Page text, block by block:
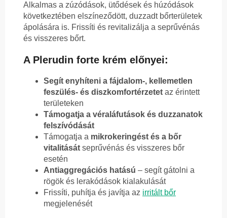
Alkalmas a zúzódások, ütődések és húzódások
következtében elszíneződött, duzzadt bőrterületek
ápolására is. Frissíti és revitalizálja a seprűvénás
és visszeres bőrt.
A Plerudin forte krém előnyei:
Segít enyhíteni a fájdalom-, kellemetlen
feszülés- és diszkomfortérzetet az érintett
területeken
Támogatja a véraláfutások és duzzanatok
felszívódását
Támogatja a mikrokeringést és a bőr
vitalitását seprűvénás és visszeres bőr
esetén
Antiaggregációs hatású – segít gátolni a
rögök és lerakódások kialakulását
Frissíti, puhítja és javítja az irritált bőr
megjelenését